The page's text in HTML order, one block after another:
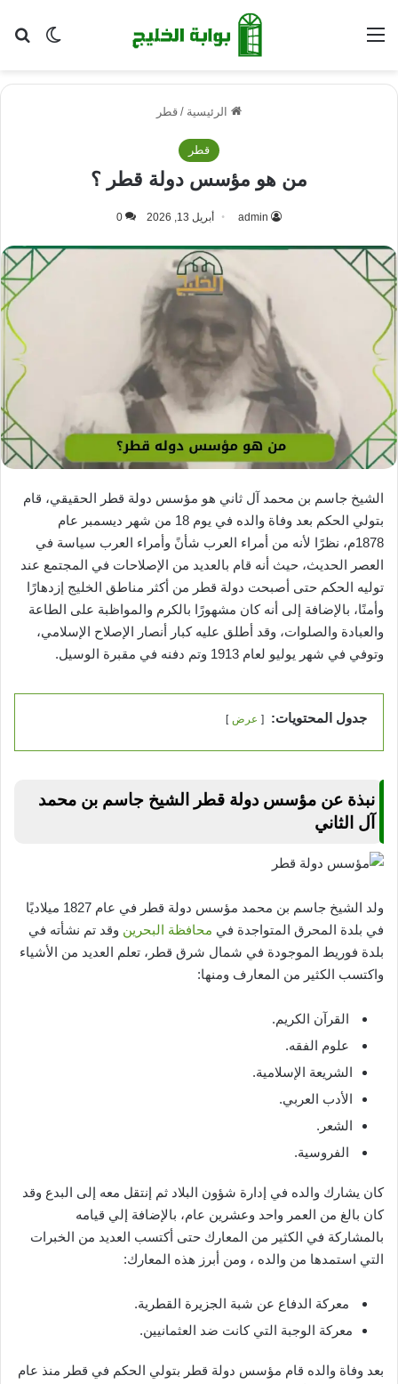
الوضع القائمة
الرئيسية / قطر
قطر
من هو مؤسس دولة قطر ؟
admin أبريل 13, 2026 0
الشيخ جاسم بن محمد آل ثاني هو مؤسس دولة قطر الحقيقي، قام
بتولي الحكم بعد وفاة والده في يوم 18 من شهر ديسمبر عام
1878م، نظرًا لأنه من أمراء العرب شأنً وأمراء العرب سياسة في
العصر الحديث، حيث أنه قام بالعديد من الإصلاحات في المجتمع عند
توليه الحكم حتى أصبحت دولة قطر من أكثر مناطق الخليج إزدهارًا
وأمنًا، بالإضافة إلى أنه كان مشهورًا بالكرم والمواظبة على الطاعة
والعبادة والصلوات، وقد أطلق عليه كبار أنصار الإصلاح الإسلامي،
وتوفي في شهر يوليو لعام 1913 وتم دفنه في مقبرة الوسيل.
جدول المحتويات: عرض
نبذة عن مؤسس دولة قطر الشيخ جاسم بن محمد
آل الثاني
ولد الشيخ جاسم بن محمد مؤسس دولة قطر في عام 1827 ميلاديًا
في بلدة المحرق المتواجدة في محافظة البحرين وقد تم نشأته في
بلدة فوريط الموجودة في شمال شرق قطر، تعلم العديد من الأشياء
واكتسب الكثير من المعارف ومنها:
القرآن الكريم.
علوم الفقه.
الشريعة الإسلامية.
الأدب العربي.
الشعر.
الفروسية.
كان يشارك والده في إدارة شؤون البلاد ثم إنتقل معه إلى البدع وقد
كان بالغ من العمر واحد وعشرين عام، بالإضافة إلي قيامه
بالمشاركة في الكثير من المعارك حتى أكتسب العديد من الخبرات
التي استمدها من والده ، ومن أبرز هذه المعارك:
معركة الدفاع عن شبة الجزيرة القطرية.
معركة الوجبة التي كانت ضد العثمانيين.
بعد وفاة والده قام مؤسس دولة قطر بتولي الحكم في قطر منذ عام